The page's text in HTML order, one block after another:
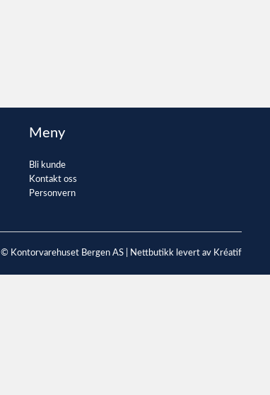
Meny
Bli kunde
Kontakt oss
Personvern
© Kontorvarehuset Bergen AS | Nettbutikk levert av Kréatif